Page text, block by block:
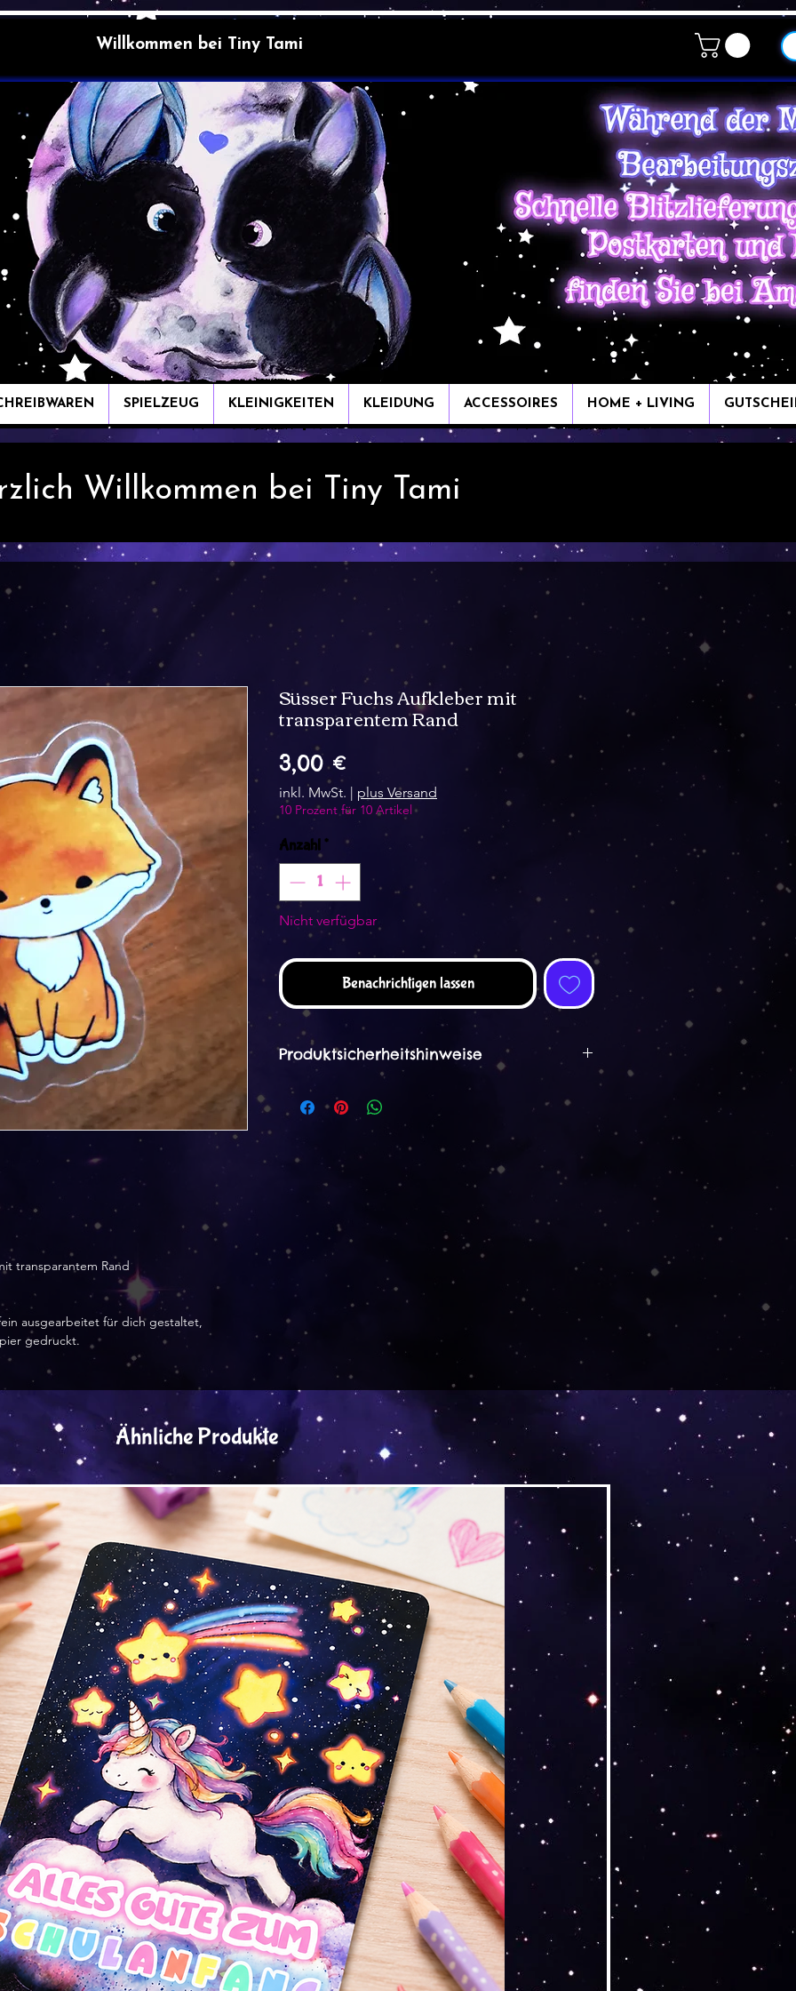
Willkommen bei Tiny Tami
SPIELZEUG KLEINIGKEITEN KLEIDUNG ACCESSOIRES HOME + LIVING
Willkommen bei Tiny Tami
transparantem Rand
ausgearbeitet für dich gestaltet,
gedruckt.
Süsser Fuchs Aufkleber mit
transparentem Rand
3,00 €Preis
inkl. MwSt. | plus Versand
10 Prozent für 10 Artikel
Anzahl*
Nicht verfügbar
Benachrichtigen lassen
Produktsicherheitshinweise
Herstellerangaben:
Dana Peter
Wernsbachstr. 12 a
57250 Netphen
kontakt [at] tinytami.de
Hinweise :
Nicht für Kinder unter 4 Jahren geeignet.
Feuer.
Ähnliche Produkte
Versand by Tiny Tami